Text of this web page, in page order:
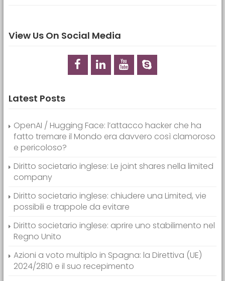
View Us On Social Media
Latest Posts
OpenAI / Hugging Face: l’attacco hacker che ha
fatto tremare il Mondo era davvero così clamoroso
e pericoloso?
Diritto societario inglese: Le joint shares nella limited
company
Diritto societario inglese: chiudere una Limited, vie
possibili e trappole da evitare
Diritto societario inglese: aprire uno stabilimento nel
Regno Unito
Azioni a voto multiplo in Spagna: la Direttiva (UE)
2024/2810 e il suo recepimento